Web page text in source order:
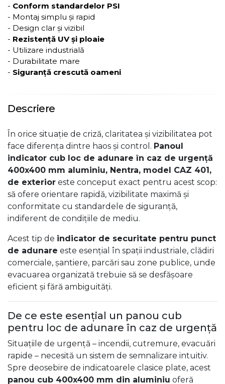
- Conform standardelor PSI
- Montaj simplu și rapid
- Design clar și vizibil
- Rezistență UV și ploaie
- Utilizare industrială
- Durabilitate mare
- Siguranță crescută oameni
Descriere
În orice situație de criză, claritatea și vizibilitatea pot
face diferența dintre haos și control. Panoul
indicator cub loc de adunare în caz de urgență
400x400 mm aluminiu, Nentra, model CAZ 401,
de exterior este conceput exact pentru acest scop:
să ofere orientare rapidă, vizibilitate maximă și
conformitate cu standardele de siguranță,
indiferent de condițiile de mediu.
Acest tip de indicator de securitate pentru punct
de adunare este esențial în spații industriale, clădiri
comerciale, șantiere, parcări sau zone publice, unde
evacuarea organizată trebuie să se desfășoare
eficient și fără ambiguități.
De ce este esențial un panou cub
pentru loc de adunare în caz de urgență
Situațiile de urgență – incendii, cutremure, evacuări
rapide – necesită un sistem de semnalizare intuitiv.
Spre deosebire de indicatoarele clasice plate, acest
panou cub 400x400 mm din aluminiu oferă